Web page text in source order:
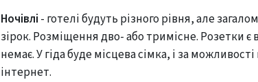
Ночівлі - готелі будуть різного рівня, але
зірок. Розміщення дво- або тримісне. Розетки
немає. У гіда буде місцева сімка, і за
інтернет.